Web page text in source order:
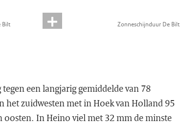
Bilt Zonneschijnduur De Bilt
een langjarig gemiddelde van 78
het zuidwesten met in Hoek van Holland 95
In Heino viel met 32 mm de minste